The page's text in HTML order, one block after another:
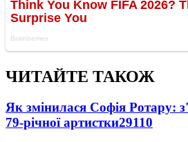
ЧИТАЙТЕ ТАКОЖ
Як змінилася Софія Ротару:
79-річної артистки29110